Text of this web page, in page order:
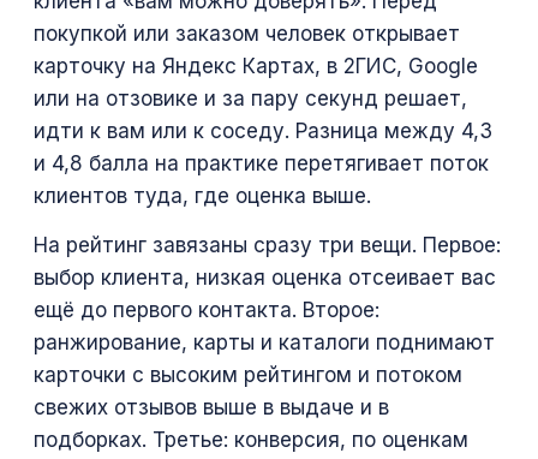
покупкой или заказом человек открывает
карточку на Яндекс Картах, в 2ГИС, Google
или на отзовике и за пару секунд решает,
идти к вам или к соседу. Разница между 4,3
и 4,8 балла на практике перетягивает поток
клиентов туда, где оценка выше.
На рейтинг завязаны сразу три вещи. Первое:
выбор клиента, низкая оценка отсеивает вас
ещё до первого контакта. Второе:
ранжирование, карты и каталоги поднимают
карточки с высоким рейтингом и потоком
свежих отзывов выше в выдаче и в
подборках. Третье: конверсия, по оценкам